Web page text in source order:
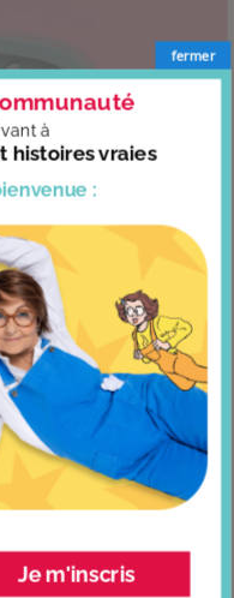
:
à
histoires vraies
Je m'inscris
fermer